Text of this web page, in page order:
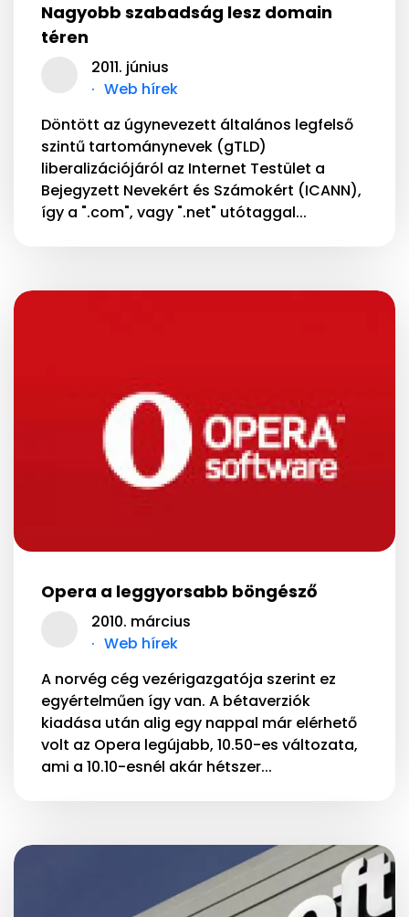
Nagyobb szabadság lesz domain
téren
2011. június
Web hírek
Döntött az úgynevezett általános legfelső
szintű tartománynevek (gTLD)
liberalizációjáról az Internet Testület a
Bejegyzett Nevekért és Számokért (ICANN),
így a ".com", vagy ".net" utótaggal...
Opera a leggyorsabb böngésző
2010. március
Web hírek
A norvég cég vezérigazgatója szerint ez
egyértelműen így van. A bétaverziók
kiadása után alig egy nappal már elérhető
volt az Opera legújabb, 10.50-es változata,
ami a 10.10-esnél akár hétszer...